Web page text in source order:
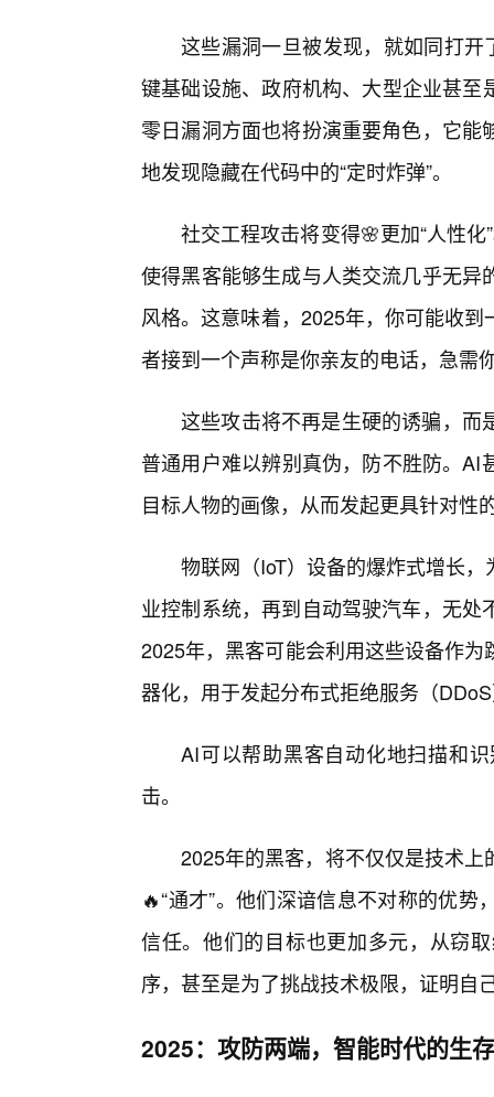
这些漏洞一旦被发现，就如同打开
键基础设施、政府机构、大型企业甚
零日漏洞方面也将扮演重要角色，它
地发现隐藏在代码中的“定时炸弹”。
社交工程攻击将变得🌸更加“人性
使得黑客能够生成与人类交流几乎无
风格。这意味着，2025年，你可能收
者接到一个声称是你亲友的电话，急需
这些攻击将不再是生硬的诱骗，而
普通用户难以辨别真伪，防不胜防。
目标人物的画像，从而发起更具针对性
物联网（IoT）设备的爆炸式增长
业控制系统，再到自动驾驶汽车，无
2025年，黑客可能会利用这些设备作
器化，用于发起分布式拒绝服务（
AI可以帮助黑客自动化地扫描和
击。
2025年的黑客，将不仅仅是技术
🔥“通才”。他们深谙信息不对称的优
信任。他们的目标也更加多元，从窃
序，甚至是为了挑战技术极限，证明自
2025：攻防两端，智能时代的生